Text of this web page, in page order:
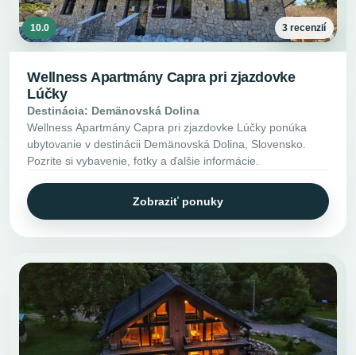
10.0 3 recenzií
Wellness Apartmány Capra pri zjazdovke
Lúčky
Destinácia: Demänovská Dolina
Wellness Apartmány Capra pri zjazdovke Lúčky ponúka
ubytovanie v destinácii Demänovská Dolina, Slovensko.
Pozrite si vybavenie, fotky a ďalšie informácie.
Zobraziť ponuky